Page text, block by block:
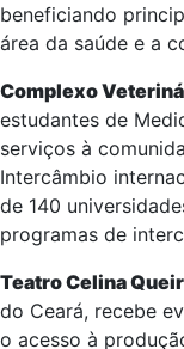
beneficiando
área da saúde e a
Complexo
estudantes de
serviços à
Intercâmbio
de 140
programas de
Teatro Celina
do Ceará, recebe
o acesso à